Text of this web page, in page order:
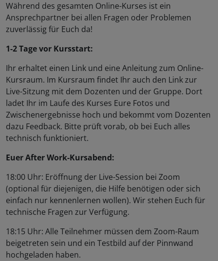
Während des gesamten Online-Kurses ist ein
Ansprechpartner bei allen Fragen oder Problemen
zuverlässig für Euch da!
1-2 Tage vor Kursstart:
Ihr erhaltet einen Link und eine Anleitung zum Online-
Kursraum. Im Kursraum findet Ihr auch den Link zur
Live-Sitzung mit dem Dozenten und der Gruppe. Dort
ladet Ihr im Laufe des Kurses Eure Fotos und
Zwischenergebnisse hoch und bekommt vom Dozenten
dazu Feedback. Bitte prüft vorab, ob bei Euch alles
technisch funktioniert.
Euer After Work-Kursabend:
18:00 Uhr: Eröffnung der Live-Session bei Zoom
(optional für diejenigen, die Hilfe benötigen oder sich
einfach nur kennenlernen wollen). Wir stehen Euch für
technische Fragen zur Verfügung.
18:15 Uhr: Alle Teilnehmer müssen dem Zoom-Raum
beigetreten sein und ein Testbild auf der Pinnwand
hochgeladen haben.